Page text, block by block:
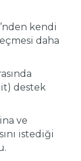
kendi
daha
destek
ve
istediği